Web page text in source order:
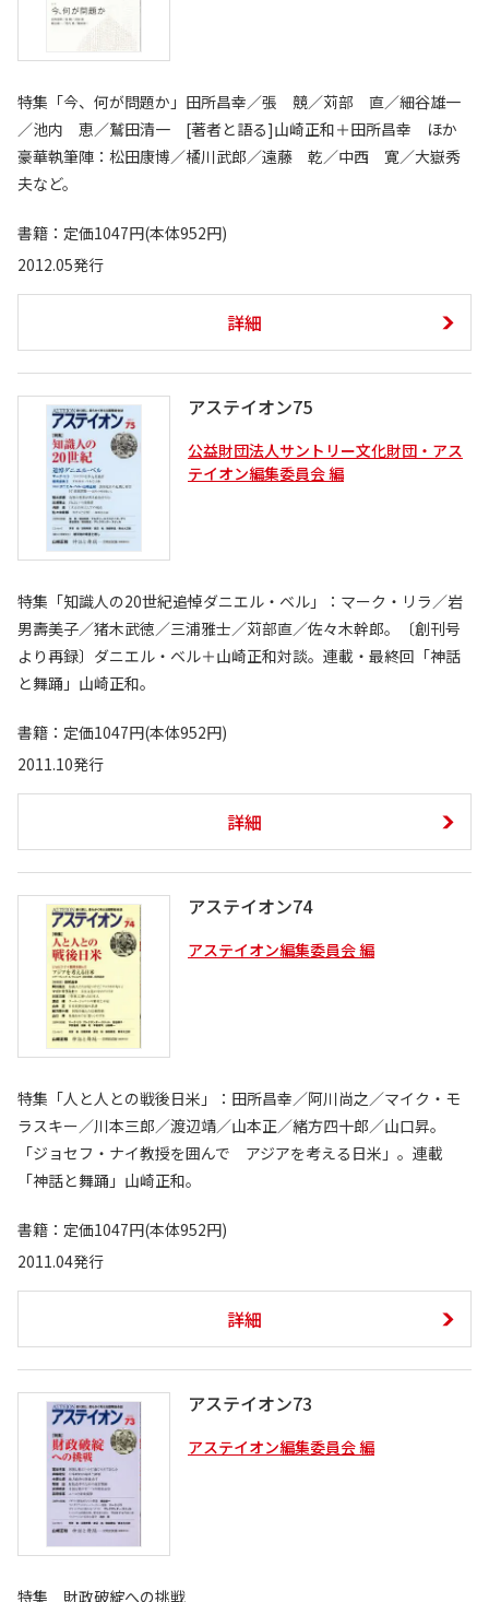
特集「今、何が問題か」田所昌幸／張 競／苅部 直／細谷雄一
／池内 恵／鷲田清一 [著者と語る]山崎正和＋田所昌幸 ほか
豪華執筆陣：松田康博／橘川武郎／遠藤 乾／中西 寛／大嶽秀
夫など。
書籍：定価1047円(本体952円)
2012.05発行
詳細
アステイオン75
公益財団法人サントリー文化財団・アス
テイオン編集委員会 編
特集「知識人の20世紀――追悼ダニエル・ベル」：マーク・リラ／岩
男壽美子／猪木武徳／三浦雅士／苅部直／佐々木幹郎。〔創刊号
より再録〕ダニエル・ベル＋山崎正和対談。連載・最終回「神話
と舞踊」山崎正和。
書籍：定価1047円(本体952円)
2011.10発行
詳細
アステイオン74
アステイオン編集委員会 編
特集「人と人との戦後日米」：田所昌幸／阿川尚之／マイク・モ
ラスキー／川本三郎／渡辺靖／山本正／緒方四十郎／山口昇。
「ジョセフ・ナイ教授を囲んで アジアを考える日米」。連載
「神話と舞踊」山崎正和。
書籍：定価1047円(本体952円)
2011.04発行
詳細
アステイオン73
アステイオン編集委員会 編
特集 財政破綻への挑戦